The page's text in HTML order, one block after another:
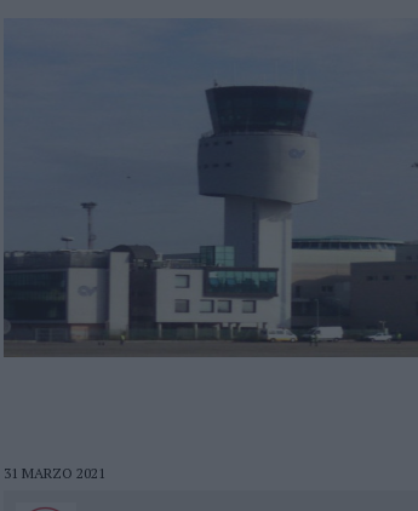
31 MARZO 2021